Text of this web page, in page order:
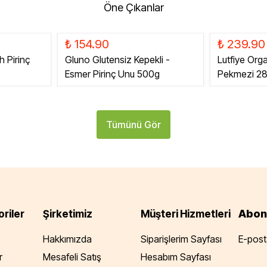
Öne Çıkanlar
Pirinç
₺ 154.90
Gluno Glutensiz Kepekli -
Esmer Pirinç Unu 500g
₺ 239.90
Lutfiye
Pekmezi
Tümünü Gör
Şirketimiz
Hakkımızda
Mesafeli Satış
Müşteri Hizmetleri
Siparişlerim Sayfası
Hesabım Sayfası
E-